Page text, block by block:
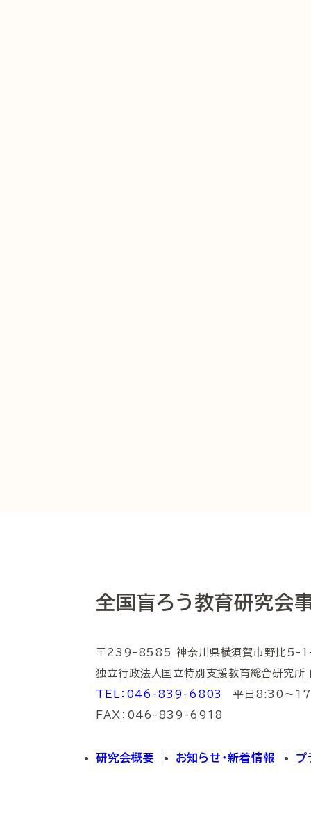
全国盲ろう教育研究会
〒239-8585 神奈川県横須賀市野比5-
独立行政法人国立特別支援教育総合研究所
TEL：046-839-6803
平日8:30～
FAX：046-839-6918
研究会概要 お知らせ・新着情報 プ